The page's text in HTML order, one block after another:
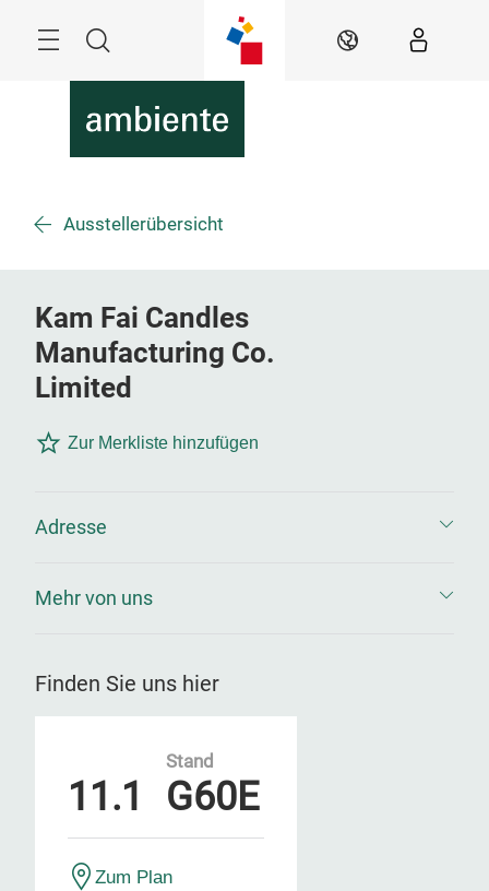
Suche DE
Ausstellerübersicht
Kam Fai Candles
Manufacturing Co.
Limited
Zur Merkliste hinzufügen
Adresse
Mehr von uns
Finden Sie uns hier
11.1
Stand
G60E
Zum Plan